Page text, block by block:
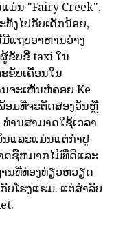
ມ່ນ "Fairy Creek",
ທັ້ງໄປກັບເດັກນ້ອຍ,
ແຖບອາຫານວ່າງ
ຂັບຂີ່ taxi ໃນ
ຂັບເຄື່ອນໃນ
ຈະເຫັນຫໍຄອຍ Ke
ອມທີ່ຈະຕັດສອງວັນຫຼື
ານສາມາດໃຊ້ເວລາ
ນແລະແມ່ນແຕ່ກໍາປູ
ດຊື້ຫມາກໄມ້ທີ່ດີແລະ
ນທີ່ທ່ອງທ່ຽວຫວຽດ
ໂຮງແຮມ. ແຕ່ສໍາລັບ